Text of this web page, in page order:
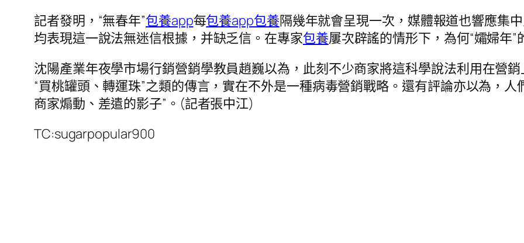
記者發明，“無春年”包養app每包養app包養隔幾年就會呈現一次，媒體報道也響應集
均表現這一說法無迷信根據，并缺乏信。在專家包養屢次辟謠的情形下，為何“孀婦年
沈陽產業年夜學市場行銷營銷學教員趙巍以為，此刻不少商家將這科學說法利用在營
“買桃罐頭、轉運珠”之類的傳言，實在不外是一種病毒營銷戰略。還有評論亦以為，人
商家煽動、差遣的影子”。(記者張中江)
TC:sugarpopular900